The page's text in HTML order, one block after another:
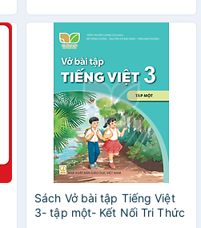
Sách Vở bài tập Tiếng Việt
3- tập một- Kết Nối Tri Thức